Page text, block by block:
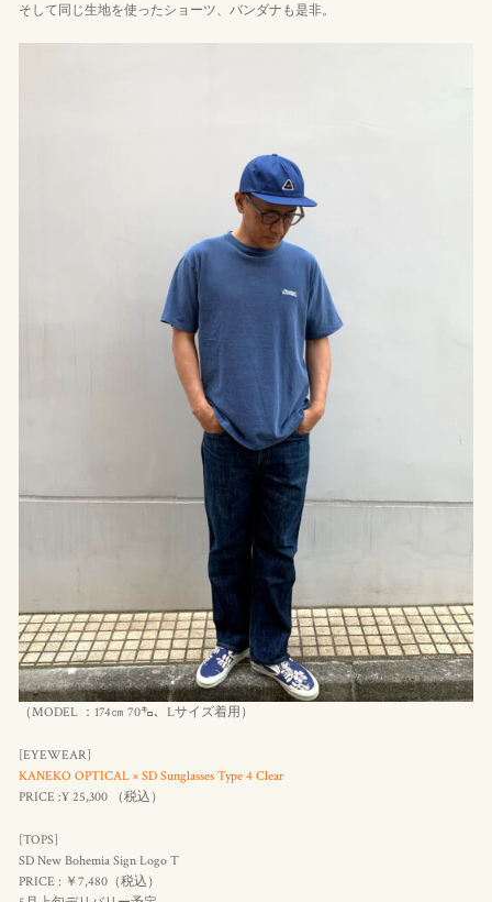
そして同じ生地を使ったショーツ、バンダナも是非。
（MODEL ：174㎝ 70㌔、Lサイズ着用）
[EYEWEAR]
KANEKO OPTICAL × SD Sunglasses Type 4 Clear
PRICE :¥ 25,300 （税込 ）
[TOPS]
SD New Bohemia Sign Logo T
PRICE : ￥7,480（税込 ）